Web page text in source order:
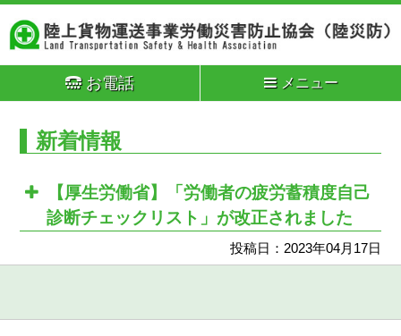
お電話 メニュー
新着情報
【厚生労働省】「労働者の疲労蓄積度自己
診断チェックリスト」が改正されました
投稿日：2023年04月17日